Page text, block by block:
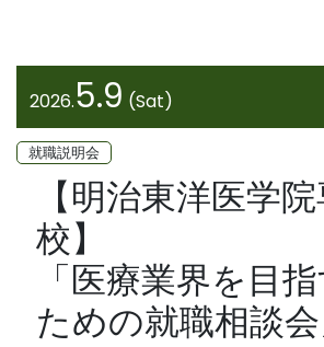
2026.5.9 (Sat)
就職説明会
【明治東洋医学
校】
「医療業界を目
ための就職相談会